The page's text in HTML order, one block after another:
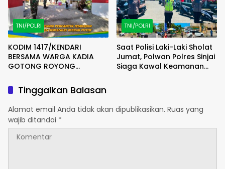
TNI/POLRI
KODIM 1417/KENDARI
BERSAMA WARGA KADIA
GOTONG ROYONG
DENGAN SEMANGAT MERAH
PUTIH
TNI/POLRI
Saat Polisi Laki-Laki Sholat
Jumat, Polwan Polres Sinjai
Siaga Kawal Keamanan
Tinggalkan Balasan
Alamat email Anda tidak akan dipublikasikan. Ruas yang
wajib ditandai *